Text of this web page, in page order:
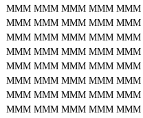
MMM MMM MMM MMM MMM
MMM MMM MMM MMM MMM
MMM MMM MMM MMM MMM
MMM MMM MMM MMM MMM
MMM MMM MMM MMM MMM
MMM MMM MMM MMM MMM
MMM MMM MMM MMM MMM
MMM MMM MMM MMM MMM